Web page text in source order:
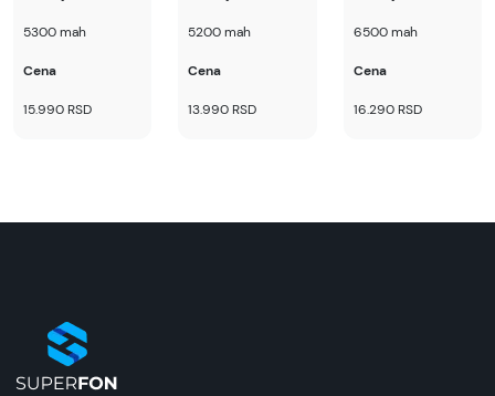
5300 mah
Cena
15.990 RSD
5200 mah
Cena
13.990 RSD
6500 mah
Cena
16.290 RSD